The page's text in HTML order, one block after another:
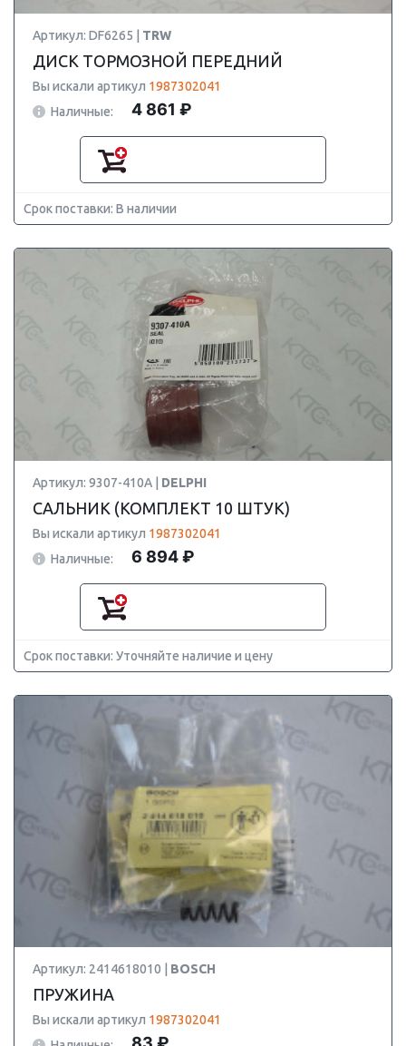
Артикул: DF6265 | TRW
ДИСК ТОРМОЗНОЙ ПЕРЕДНИЙ
Вы искали артикул 1987302041
Наличные:
4 861 ₽
Срок поставки: В наличии
Артикул: 9307-410A | DELPHI
САЛЬНИК (КОМПЛЕКТ 10 ШТУК)
Вы искали артикул 1987302041
Наличные:
6 894 ₽
Срок поставки: Уточняйте наличие и цену
Артикул: 2414618010 | BOSCH
ПРУЖИНА
Вы искали артикул 1987302041